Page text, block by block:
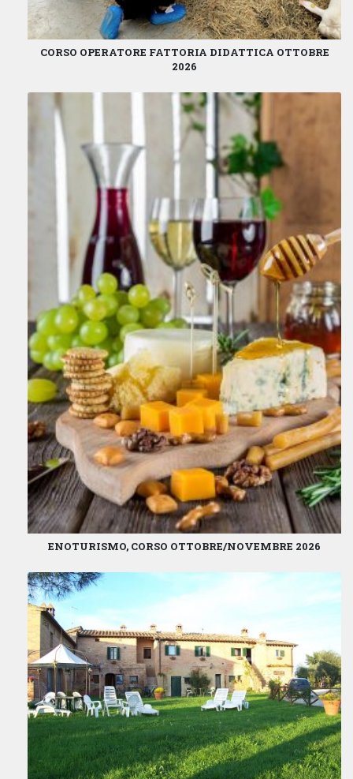
CORSO OPERATORE FATTORIA DIDATTICA OTTOBRE
2026
ENOTURISMO, CORSO OTTOBRE/NOVEMBRE 2026